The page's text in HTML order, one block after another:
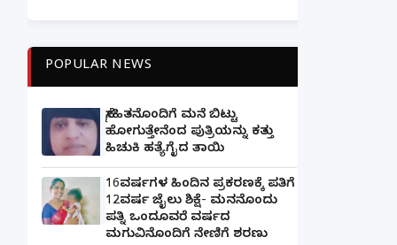
POPULAR NEWS
ಸ್ನೇಹಿತನೊಂದಿಗೆ ಮನೆ ಬಿಟ್ಟು
ಹೋಗುತ್ತೇನೆಂದ ಪುತ್ರಿಯನ್ನು ಕತ್ತು
ಹಿಚುಕಿ ಹತ್ಯೆಗೈದ ತಾಯಿ
16ವರ್ಷಗಳ ಹಿಂದಿನ ಪ್ರಕರಣಕ್ಕೆ ಪತಿಗೆ
12ವರ್ಷ ಜೈಲು ಶಿಕ್ಷೆ- ಮನನೊಂದು
ಪತ್ನಿ ಒಂದೂವರೆ ವರ್ಷದ
ಮಗುವಿನೊಂದಿಗೆ ನೇಣಿಗೆ ಶರಣು